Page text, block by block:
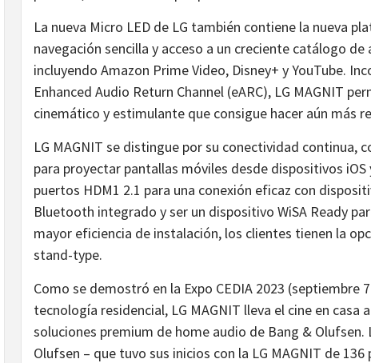
La nueva Micro LED de LG también contiene la nueva
navegación sencilla y acceso a un creciente catálogo
incluyendo Amazon Prime Video, Disney+ y YouTube.
Enhanced Audio Return Channel (eARC), LG MAGNIT
cinemático y estimulante que consigue hacer aún más
LG MAGNIT se distingue por su conectividad continua,
para proyectar pantallas móviles desde dispositivos
puertos HDM1 2.1 para una conexión eficaz con
Bluetooth integrado y ser un dispositivo WiSA Ready
mayor eficiencia de instalación, los clientes tienen la
stand-type.
Como se demostró en la Expo CEDIA 2023 (septiembre
tecnología residencial, LG MAGNIT lleva el cine en
soluciones premium de home audio de Bang &
Olufsen – que tuvo sus inicios con la LG MAGNIT de